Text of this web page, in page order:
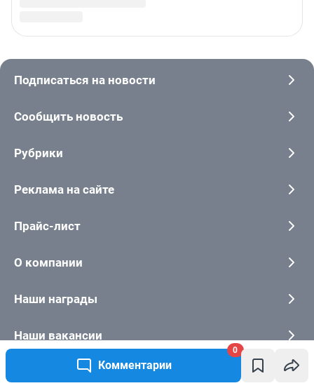
Комментарии
0